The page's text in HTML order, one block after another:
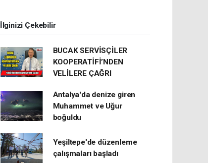
İlginizi Çekebilir
BUCAK SERVİSÇİLER
KOOPERATİFİ’NDEN
VELİLERE ÇAĞRI
Antalya'da denize giren
Muhammet ve Uğur
boğuldu
Yeşiltepe'de düzenleme
çalışmaları başladı